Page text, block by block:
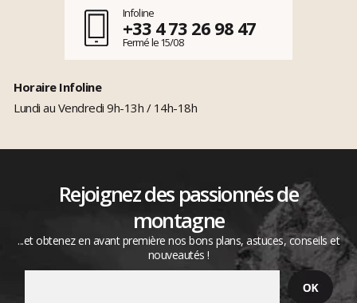
Infoline
+33 4 73 26 98 47
Fermé le 15/08
Horaire Infoline
Lundi au Vendredi 9h-13h / 14h-18h
Rejoignez des passionnés de
montagne
...et obtenez en avant première nos bons plans, astuces, conseils et
nouveautés !